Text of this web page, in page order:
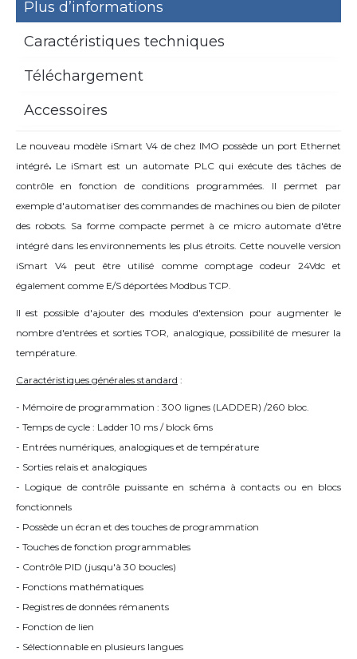
Plus d’informations
Caractéristiques techniques
Téléchargement
Accessoires
Le nouveau modèle iSmart V4 de chez IMO possède un port Ethernet
intégré. Le iSmart est un automate PLC qui exécute des tâches de
contrôle en fonction de conditions programmées. Il permet par
exemple d'automatiser des commandes de machines ou bien de piloter
des robots. Sa forme compacte permet à ce micro automate d'être
intégré dans les environnements les plus étroits. Cette nouvelle version
iSmart V4 peut être utilisé comme comptage codeur 24Vdc et
également comme E/S déportées Modbus TCP.
Il est possible d'ajouter des modules d'extension pour augmenter le
nombre d'entrées et sorties TOR, analogique, possibilité de mesurer la
température.
Caractéristiques générales standard :
- Mémoire de programmation : 300 lignes (LADDER) /260 bloc.
- Temps de cycle : Ladder 10 ms / block 6ms
- Entrées numériques, analogiques et de température
- Sorties relais et analogiques
- Logique de contrôle puissante en schéma à contacts ou en blocs
fonctionnels
- Possède un écran et des touches de programmation
- Touches de fonction programmables
- Contrôle PID (jusqu'à 30 boucles)
- Fonctions mathématiques
- Registres de données rémanents
- Fonction de lien
- Sélectionnable en plusieurs langues